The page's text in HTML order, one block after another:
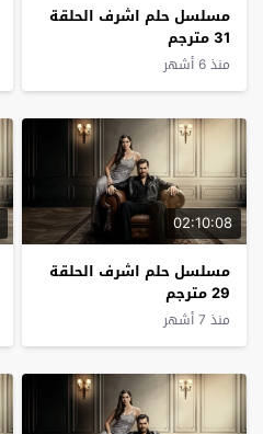
مسلسل حلم اشرف الحلقة
31 مترجم
منذ 6 أشهر
02:10:08
مسلسل حلم اشرف الحلقة
29 مترجم
منذ 7 أشهر